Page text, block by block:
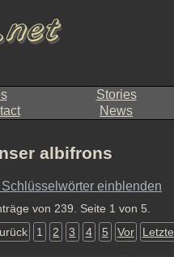
Stories
News
albifrons
einblenden
von 239. Seite 1 von 5.
1 2 3 4 5 Vor Letzte